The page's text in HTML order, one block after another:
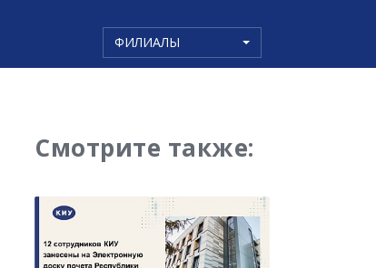
ФИЛИАЛЫ
Смотрите также: